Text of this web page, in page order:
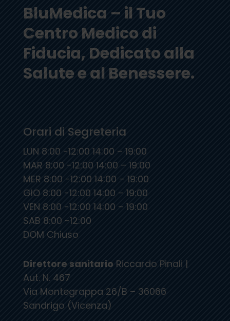
BluMedica – il Tuo
Centro Medico di
Fiducia, Dedicato alla
Salute e al Benessere.
Orari di Segreteria
LUN 8:00 -12:00 14:00 – 19:00
MAR 8:00 -12:00 14:00 – 19:00
MER 8:00 -12:00 14:00 – 19:00
GIO 8:00 -12:00 14:00 – 19:00
VEN 8:00 -12:00 14:00 – 19:00
SAB 8:00 -12:00
DOM Chiuso
Direttore sanitario Riccardo Pinali |
Aut. N. 467
Via Montegrappa 26/B – 36066
Sandrigo (Vicenza)